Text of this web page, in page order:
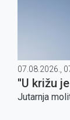
07.08.2026.,
''U križu
Jutarnja